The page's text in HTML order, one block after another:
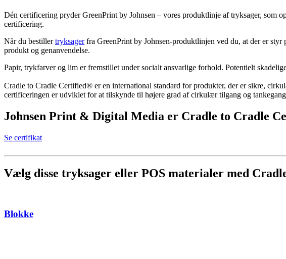
Dén certificering pryder GreenPrint by Johnsen – vores produktlinje af tryksager, som
certificering.
Når du bestiller tryksager fra GreenPrint by Johnsen-produktlinjen ved du, at der er
produkt og genanvendelse.
Papir, trykfarver og lim er fremstillet under socialt ansvarlige forhold. Potentielt
Cradle to Cradle Certified® er en international standard for produkter, der er sikre,
certificeringen er udviklet for at tilskynde til højere grad af cirkulær tilgang og
Johnsen Print & Digital Media er Cradle to Cradle
Se certifikat
Vælg disse tryksager eller POS materialer med
Blokke